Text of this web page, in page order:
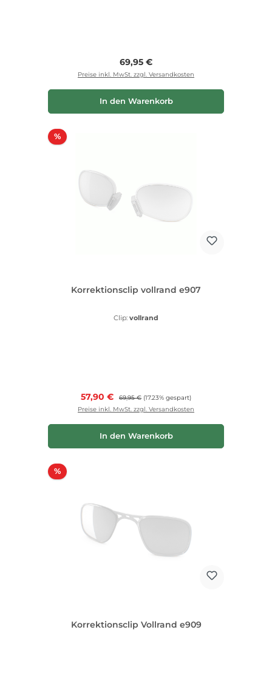
Regulärer Preis:
69,95 €
Preise inkl. MwSt. zzgl. Versandkosten
In den Warenkorb
%Rabatt
Korrektionsclip vollrand e907
Clip: vollrand
Verkaufspreis:
57,90 € Regulärer Preis:
69,95 € (17.23% gespart)
Preise inkl. MwSt. zzgl. Versandkosten
In den Warenkorb
%Rabatt
Korrektionsclip Vollrand e909